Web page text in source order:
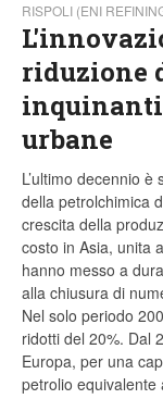
RISPOLI (ENI
riduzione
urbane
L’ultimo decennio
della petrolchimica
crescita della
costo in Asia, unita
hanno messo a
alla chiusura di
Nel solo periodo
ridotti del 20%. Dal
Europa, per una
petrolio equivalente